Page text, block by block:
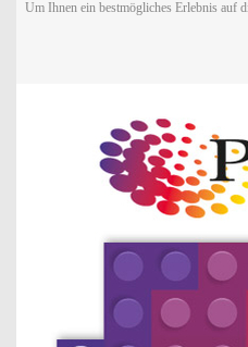
Um Ihnen ein bestmögliches Erlebnis auf